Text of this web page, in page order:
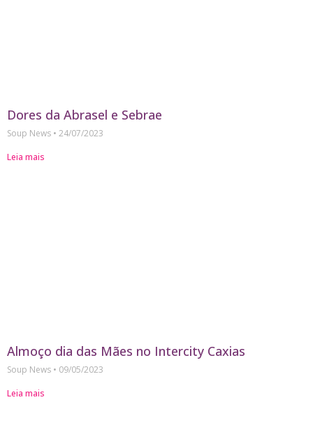
Dores da Abrasel e Sebrae
Soup News
24/07/2023
Leia mais
Almoço dia das Mães no Intercity Caxias
Soup News
09/05/2023
Leia mais